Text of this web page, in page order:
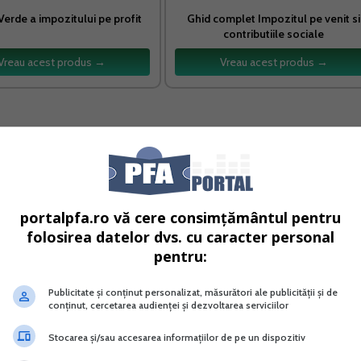
a impozitului pe profit
acest produs →
Ghid complet Impozitul pe venit si
contributiile sociale
Vreau acest produs →
+ CAS 475 lei + CASS 190 lei.
singur punct de vedere : acela al faptului ca banii
mai mica decat daca titularul PFA s-ar angaja la propria
din salarii, baza de calcul pentru CAS si CASS o
salariul minim brut pe economie, asa cum este in cazul
portalpfa.ro vă cere consimțământul pentru
folosirea datelor dvs. cu caracter personal
pentru:
Publicitate și conținut personalizat, măsurători ale publicității și de
conținut, cercetarea audienței și dezvoltarea serviciilor
Stocarea și/sau accesarea informațiilor de pe un dispozitiv